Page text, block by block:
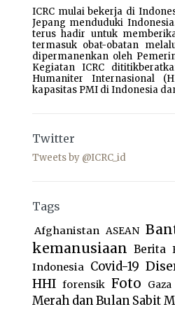
ICRC mulai bekerja di
Jepang menduduki
terus hadir untuk
termasuk obat-obatan
dipermanenkan oleh
Kegiatan ICRC
Humaniter Internasional
kapasitas PMI di Indonesia
Twitter
Tweets by @ICRC_id
Tags
Afghanistan ASEAN
kemanusiaan Berita
Indonesia Covid-19
HHI forensik Foto Gaza
Merah dan Bulan Sabit